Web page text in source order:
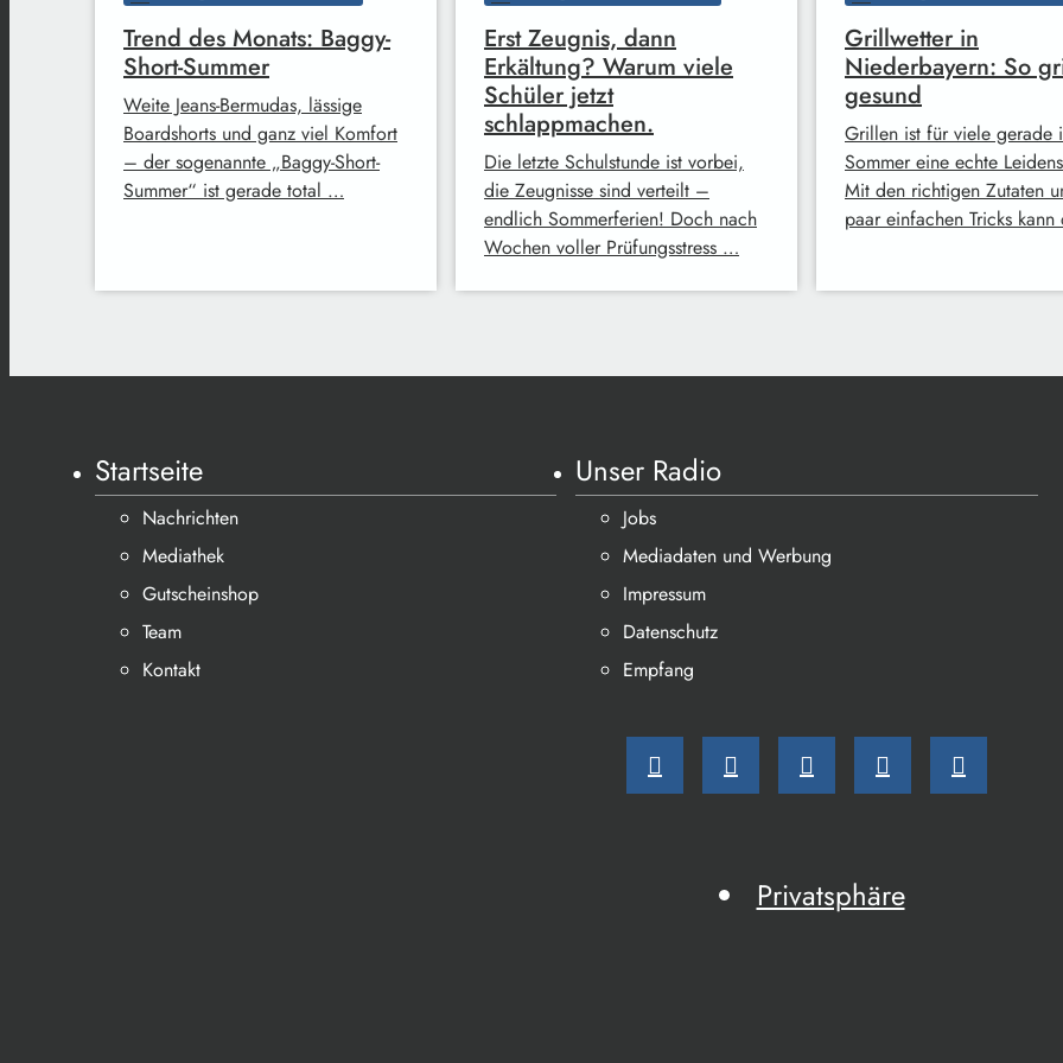
Trend des Monats: Baggy-
Short-Summer
Weite Jeans-Bermudas, lässige
Boardshorts und ganz viel Komfort
– der sogenannte „Baggy-Short-
Summer“ ist gerade total …
Erst Zeugnis, dann
Erkältung? Warum viele
Schüler jetzt
schlappmachen.
Die letzte Schulstunde ist vorbei,
die Zeugnisse sind verteilt –
endlich Sommerferien! Doch nach
Wochen voller Prüfungsstress …
Grillwetter in
Niederbayern: So
gesund
Grillen ist für viele gerade
Sommer eine echte
Mit den richtigen Zutaten
paar einfachen Tricks
Startseite
Nachrichten
Mediathek
Gutscheinshop
Team
Kontakt
Unser Radio
Jobs
Mediadaten und Werbung
Impressum
Datenschutz
Empfang
Privatsphäre